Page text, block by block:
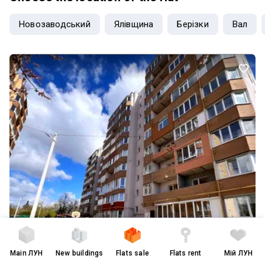
Новозаводський Ялівщина Берізки Вал
MainЛУН New buildings Flats sale Flats rent Мій ЛУН